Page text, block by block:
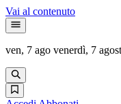
Vai al contenuto
ven, 7 ago venerdì, 7